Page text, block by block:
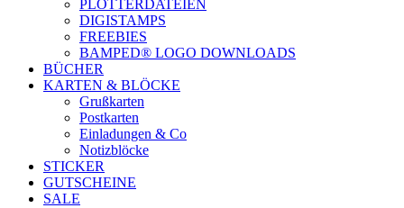
PLOTTERDATEIEN
DIGISTAMPS
FREEBIES
BAMPED® LOGO DOWNLOADS
BÜCHER
KARTEN & BLÖCKE
Grußkarten
Postkarten
Einladungen & Co
Notizblöcke
STICKER
GUTSCHEINE
SALE